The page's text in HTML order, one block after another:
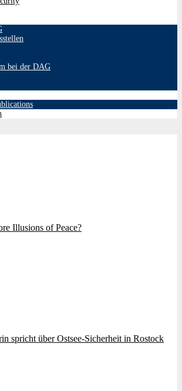
bei der DAG
Illusions of Peace?
spricht über Ostsee-Sicherheit in Rostock